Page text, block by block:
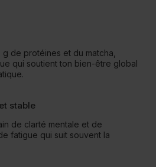
de protéines et du matcha,
qui soutient ton bien-être global
stable
de clarté mentale et de
fatigue qui suit souvent la